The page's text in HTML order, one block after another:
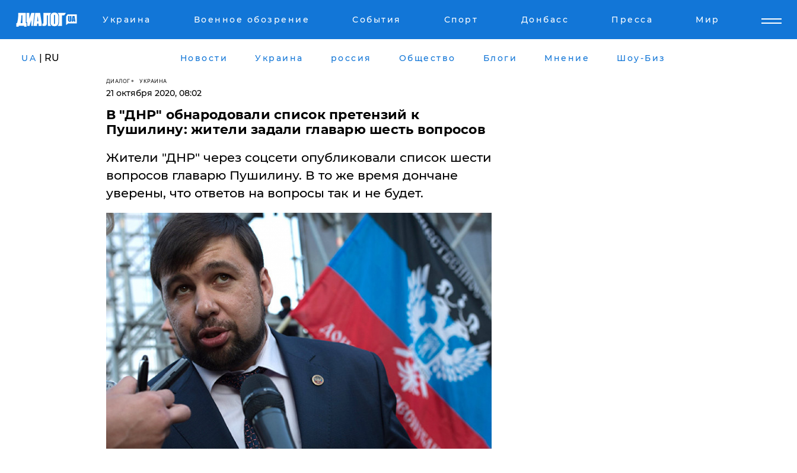
Украина Военное обозрение События Спорт Донбасс Пресса Мир
UA | RU Новости Украина россия Общество Блоги Мнение Шоу-Биз
ДИАЛОГ УКРАИНА
21 октября 2020, 08:02
В "ДНР" обнародовали список претензий к
Пушилину: жители задали главарю шесть вопросов
Жители "ДНР" через соцсети опубликовали список шести
вопросов главарю Пушилину. В то же время дончане
уверены, что ответов на вопросы так и не будет.